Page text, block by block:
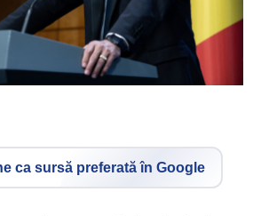
ca sursă preferată în Google